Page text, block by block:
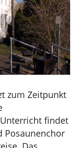
zum Zeitpunkt
findet
Posaunenchor